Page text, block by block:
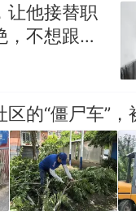
让他接替职
，不想跟李
样
的“僵尸车”，